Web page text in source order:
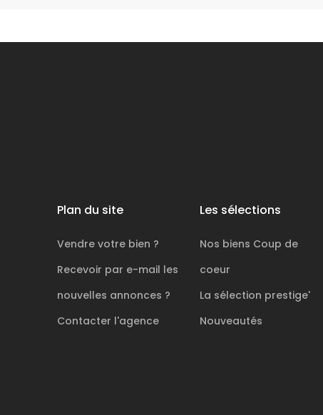
Plan du site
Vendre votre bien ?
Recevoir par e-mail les
nouvelles annonces ?
Contacter l'agence
Les sélections
Nos biens Coup de
coeur
La sélection prestige'
Nouveautés